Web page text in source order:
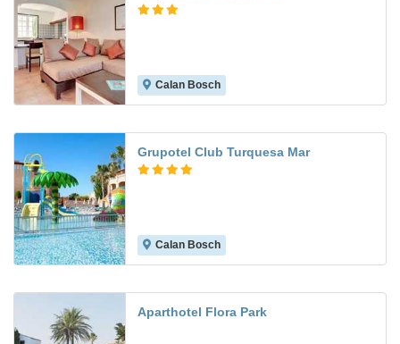
Calan Bosch
Grupotel Club Turquesa Mar
Calan Bosch
Aparthotel Flora Park